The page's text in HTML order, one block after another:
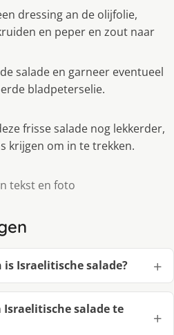
dressing an de olijfolie,
en peper en zout naar
salade en garneer eventueel
bladpeterselie.
frisse salade nog lekkerder,
krijgen om in te trekken.
tekst en foto
is Israelitische salade?
salade te